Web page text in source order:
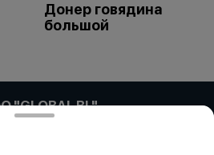
Донер говядина
большой
"GLOBAL BL"